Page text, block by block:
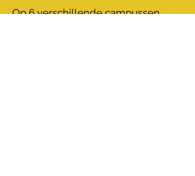
Op 6 verschillende campussen